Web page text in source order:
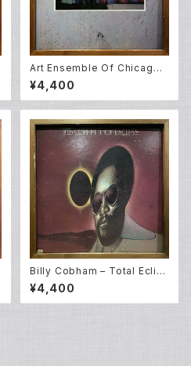
Art Ensemble Of Chicago –
Full Force (LP)
¥4,400
Billy Cobham – Total Eclip
se (LP)
¥4,400